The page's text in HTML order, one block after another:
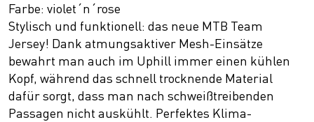
Farbe: violet´n´rose
Stylisch und funktionell: das neue MTB Team
Jersey! Dank atmungsaktiver Mesh-Einsätze
bewahrt man auch im Uphill immer einen kühlen
Kopf, während das schnell trocknende Material
dafür sorgt, dass man nach schweißtreibenden
Passagen nicht auskühlt. Perfektes Klima-